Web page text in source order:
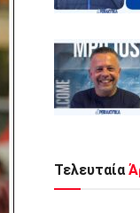
Τελευταία